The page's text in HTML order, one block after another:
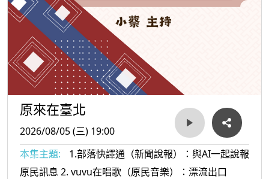
原來在臺北
2026/08/05 (三) 19:00
本集主題:
1.部落快譯通（新聞說報）：與AI一起說報
原民訊息 2. vuvu在唱歌（原民音樂）：漂流出口